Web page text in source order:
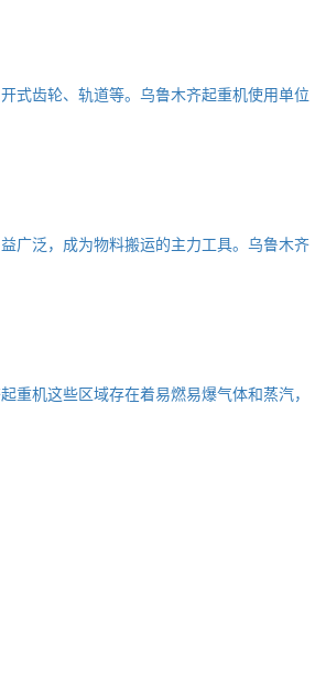
式齿轮、轨道等。乌鲁木齐起重机使用单位
广泛，成为物料搬运的主力工具。乌鲁木齐
机这些区域存在着易燃易爆气体和蒸汽，